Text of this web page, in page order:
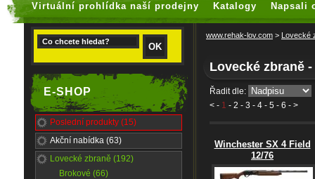
Virtuální prohlídka naší prodejny Katalogy Napsali
E-SHOP
Poslední produkty (15)
Akční nabídka (63)
Lovecké zbraně (192)
Brokové (66)
www.rehak-lov.com > Lovecké
Lovecké zbraně
Řadit dle:
< - 1 - 2 - 3 - 4 - 5 - 6 - >
Winchester SX 4 Field
12/76